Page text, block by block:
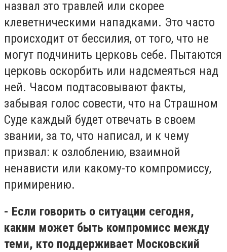
назвал это травлей или скорее
клеветническими нападками. Это часто
происходит от бессилия, от того, что не
могут подчинить церковь себе. Пытаются
церковь оскорбить или надсмеяться над
ней. Часом подтасовывают факты,
забывая голос совести, что на Страшном
Суде каждый будет отвечать в своем
звании, за то, что написал, и к чему
призвал: к озлоблению, взаимной
ненависти или какому-то компромиссу,
примирению.
- Если говорить о ситуации сегодня,
каким может быть компромисс между
теми, кто поддерживает Московский